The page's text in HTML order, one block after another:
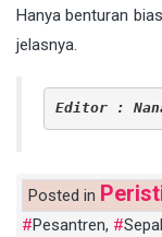
Hanya benturan
jelasnya.
Editor :
Posted in
Pesantren,